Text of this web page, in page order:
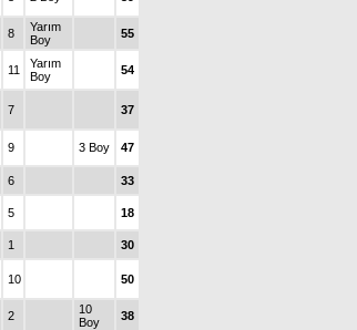
8
Yarım
Boy
55
11
Yarım
Boy
54
7 37
9 3 Boy 47
6 33
5 18
1 30
10 50
2
10
Boy
38